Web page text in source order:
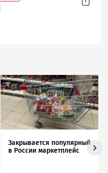
Image
Закрывается популярный
в России маркетплейс